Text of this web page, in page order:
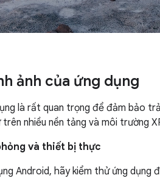
ảnh của ứng dụng
là rất quan trọng để đảm bảo
nhiều nền tảng và môi trường
và thiết bị thực
Android, hãy kiểm thử ứng dụng